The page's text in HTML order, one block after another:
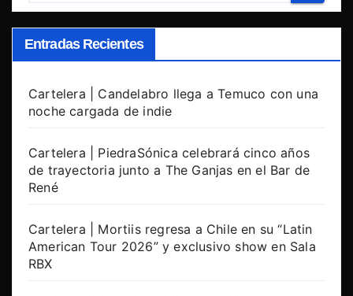
Entradas Recientes
Cartelera | Candelabro llega a Temuco con una
noche cargada de indie
Cartelera | PiedraSónica celebrará cinco años
de trayectoria junto a The Ganjas en el Bar de
René
Cartelera | Mortiis regresa a Chile en su “Latin
American Tour 2026” y exclusivo show en Sala
RBX